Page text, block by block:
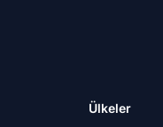
Ülkeler